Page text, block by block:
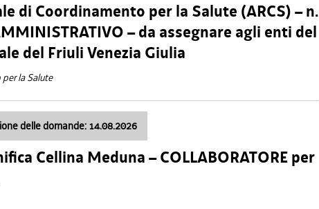
di Coordinamento per la Salute (ARCS) – n.
– da assegnare agli enti del
del Friuli Venezia Giulia
la Salute
delle domande: 14.08.2026
Cellina Meduna – COLLABORATORE per